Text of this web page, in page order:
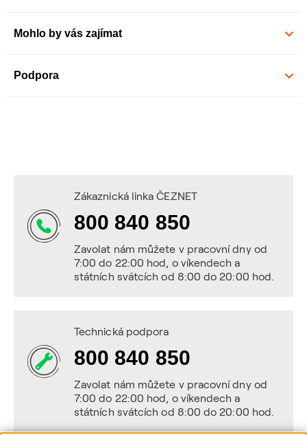
Mohlo by vás zajímat
Podpora
Zákaznická linka ČEZNET
800 840 850
Zavolat nám můžete v pracovní dny od
7:00 do 22:00 hod, o víkendech a
státních svátcích od 8:00 do 20:00 hod.
Technická podpora
800 840 850
Zavolat nám můžete v pracovní dny od
7:00 do 22:00 hod, o víkendech a
státních svátcích od 8:00 do 20:00 hod.